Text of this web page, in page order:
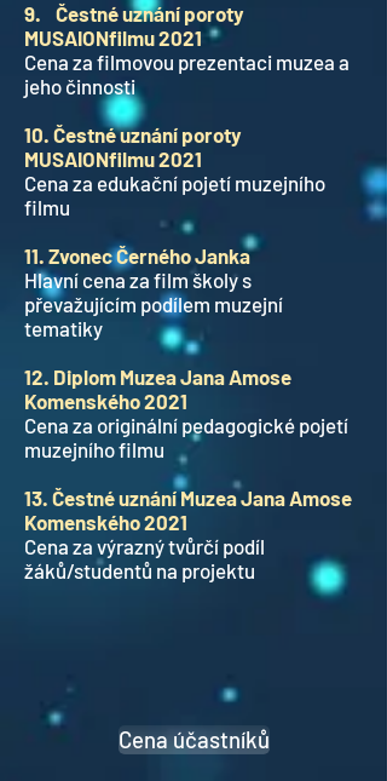
9. Čestné uznání poroty
MUSAIONfilmu 2021
Cena za filmovou prezentaci muzea a
jeho činnosti
10. Čestné uznání poroty
MUSAIONfilmu 2021
Cena za edukační pojetí muzejního
filmu
11. Zvonec Černého Janka
Hlavní cena za film školy s
převažujícím podílem muzejní
tematiky
12. Diplom Muzea Jana Amose
Komenského 2021
Cena za originální pedagogické pojetí
muzejního filmu
13. Čestné uznání Muzea Jana Amose
Komenského 2021
Cena za výrazný tvůrčí podíl
žáků/studentů na projektu
Cena účastníků